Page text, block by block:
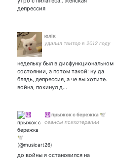
депрессия
юлік
удалил твитор в 2012 году
недельку был в дисфункциональном
состоянии, а потом такой: ну да
блядь, депрессия, а че вы хотите.
война, покинул д…
☮ прыжок с бережка 🕊
сеансы психотерапии
до войны я остановился на